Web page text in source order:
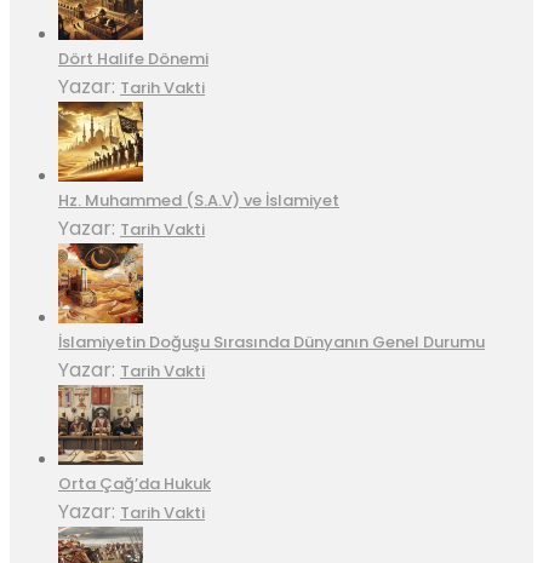
Dört Halife Dönemi
Yazar: Tarih Vakti
Hz. Muhammed (S.A.V) ve İslamiyet
Yazar: Tarih Vakti
İslamiyetin Doğuşu Sırasında Dünyanın Genel Durumu
Yazar: Tarih Vakti
Orta Çağ’da Hukuk
Yazar: Tarih Vakti